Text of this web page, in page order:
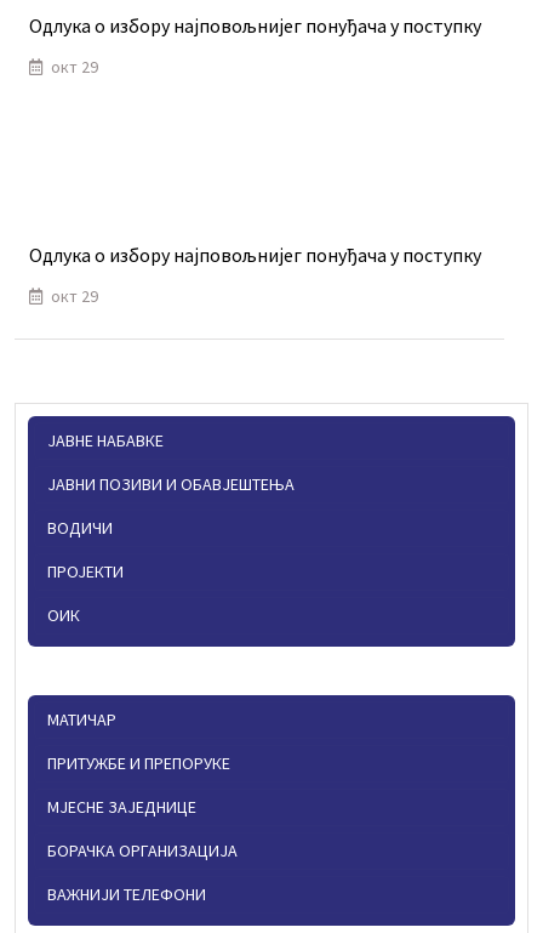
Одлука о избору најповољнијег понуђача у поступку
окт 29
Одлука о избору најповољнијег понуђача у поступку
окт 29
ЈАВНЕ НАБАВКЕ
ЈАВНИ ПОЗИВИ И ОБАВЈЕШТЕЊА
ВОДИЧИ
ПРОЈЕКТИ
ОИК
МАТИЧАР
ПРИТУЖБЕ И ПРЕПОРУКЕ
МЈЕСНЕ ЗАЈЕДНИЦЕ
БОРАЧКА ОРГАНИЗАЦИЈА
ВАЖНИЈИ ТЕЛЕФОНИ